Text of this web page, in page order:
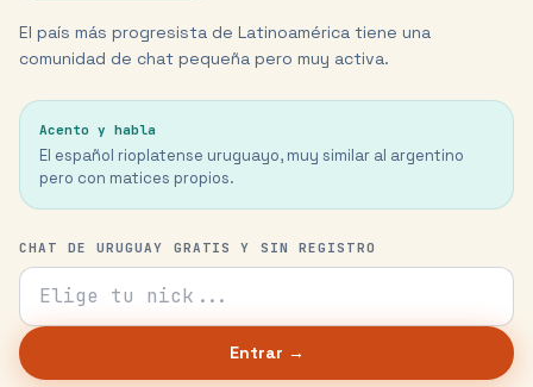
El país más progresista de Latinoamérica tiene una
comunidad de chat pequeña pero muy activa.
Acento y habla
El español rioplatense uruguayo, muy similar al argentino
pero con matices propios.
CHAT DE URUGUAY GRATIS Y SIN REGISTRO
Tu nick para el chat
Entrar →